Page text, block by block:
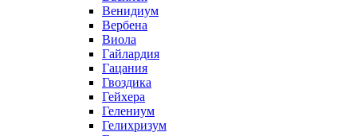
Венидиум
Вербена
Виола
Гайлардия
Гацания
Гвоздика
Гейхера
Гелениум
Гелихризум